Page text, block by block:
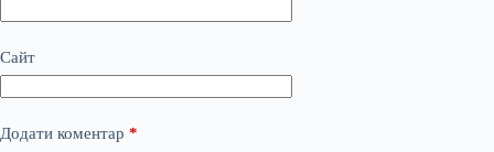
Сайт
Додати коментар *